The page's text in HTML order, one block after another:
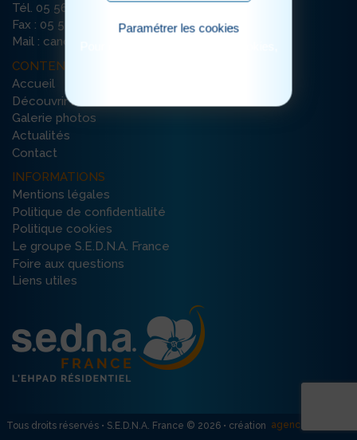
Tél. 05 56 79 65 65
Fax : 05 56 79 35 74
Mail : canopee-bordeaux@ehpad-sedna.fr
CONTENU DU SITE
Accueil
Découvrir la résidence
Galerie photos
Actualités
Contact
INFORMATIONS
Mentions légales
Politique de confidentialité
Politique cookies
Le groupe S.E.D.N.A. France
Foire aux questions
Liens utiles
Tous droits réservés • S.E.D.N.A. France © 2026 • création agence R créativ’
Paramétrer les cookies